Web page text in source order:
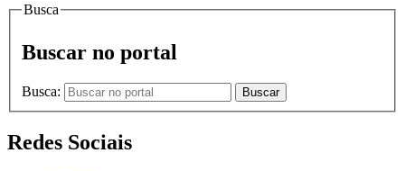
Busca
Buscar no portal
Busca: Buscar
Redes Sociais